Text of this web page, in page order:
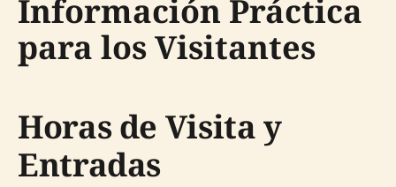
Información Práctica
para los Visitantes
Horas de Visita y
Entradas